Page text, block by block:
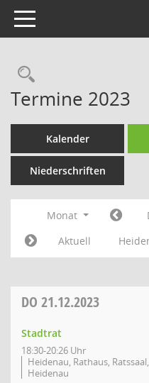
Toggle navigation
Termine 2023
Kalender
Niederschriften
Monat
Aktuell
DO 21.12.2023
Stadtrat
18:30-20:26 Uhr
Heidenau, Rathaus,
Heidenau